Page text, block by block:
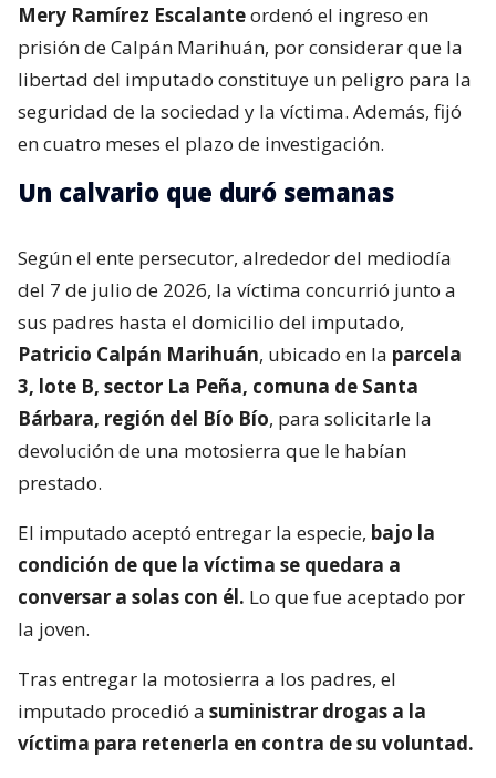
Mery Ramírez Escalanteordenó el ingreso en
prisión de Calpán Marihuán, por considerar que la
libertad del imputado constituye un peligro para la
seguridad de la sociedad y la víctima. Además, fijó
en cuatro meses el plazo de investigación.
Un calvario que duró semanas
Según el ente persecutor, alrededor del mediodía
del 7 de julio de 2026, la víctima concurrió junto a
sus padres hasta el domicilio del imputado,
Patricio Calpán Marihuán, ubicado en la parcela
3, lote B, sector La Peña, comuna de Santa
Bárbara, región del Bío Bío, para solicitarle la
devolución de una motosierra que le habían
prestado.
El imputado aceptó entregar la especie, bajo la
condición de que la víctima se quedara a
conversar a solas con él. Lo que fue aceptado por
la joven.
Tras entregar la motosierra a los padres, el
imputado procedió a suministrar drogas a la
víctima para retenerla en contra de su voluntad.